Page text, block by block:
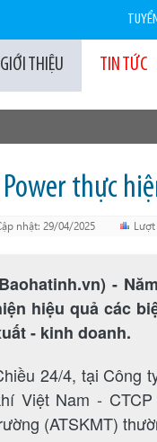
GIỚI THIỆU TIN TỨC
Power thực
nhật: 29/04/2025 Lượt
-
hiệu quả các
- kinh doanh.
24/4, tại Công
Việt Nam -
(ATSKMT)